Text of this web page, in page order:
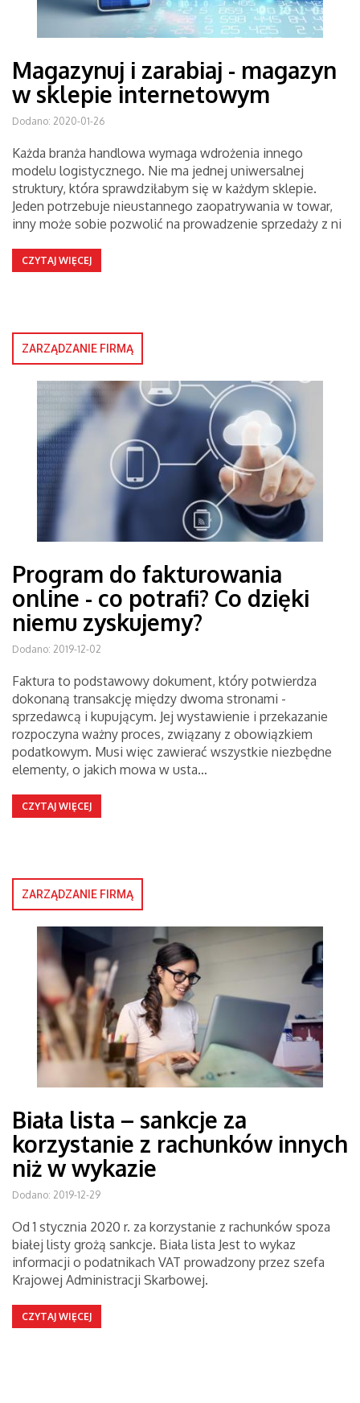
Magazynuj i zarabiaj - magazyn
w sklepie internetowym
Dodano: 2020-01-26
Każda branża handlowa wymaga wdrożenia innego
modelu logistycznego. Nie ma jednej uniwersalnej
struktury, która sprawdziłabym się w każdym sklepie.
Jeden potrzebuje nieustannego zaopatrywania w towar,
inny może sobie pozwolić na prowadzenie sprzedaży z ni
CZYTAJ WIĘCEJ
ZARZĄDZANIE FIRMĄ
Program do fakturowania
online - co potrafi? Co dzięki
niemu zyskujemy?
Dodano: 2019-12-02
Faktura to podstawowy dokument, który potwierdza
dokonaną transakcję między dwoma stronami -
sprzedawcą i kupującym. Jej wystawienie i przekazanie
rozpoczyna ważny proces, związany z obowiązkiem
podatkowym. Musi więc zawierać wszystkie niezbędne
elementy, o jakich mowa w usta…
CZYTAJ WIĘCEJ
ZARZĄDZANIE FIRMĄ
Biała lista – sankcje za
korzystanie z rachunków innych
niż w wykazie
Dodano: 2019-12-29
Od 1 stycznia 2020 r. za korzystanie z rachunków spoza
białej listy grożą sankcje. Biała lista Jest to wykaz
informacji o podatnikach VAT prowadzony przez szefa
Krajowej Administracji Skarbowej.
CZYTAJ WIĘCEJ